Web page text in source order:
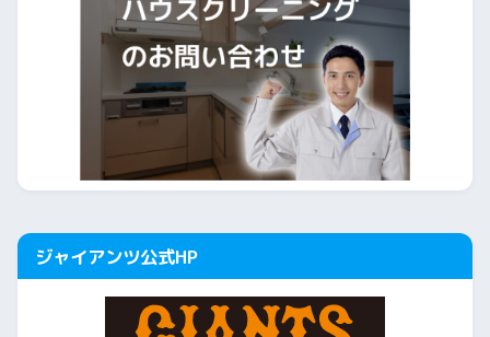
ジャイアンツ公式HP